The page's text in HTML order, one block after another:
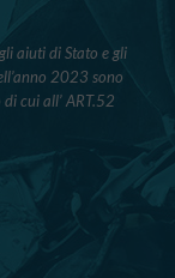
aiuti di Stato e gli
2023 sono
cui all’ ART.52